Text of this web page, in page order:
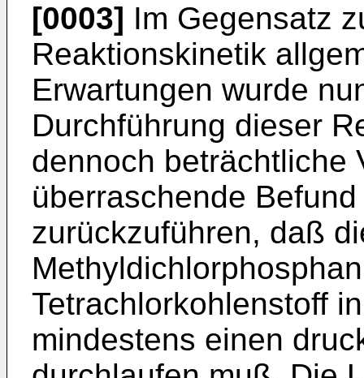
[0003] Im Gegensatz
Reaktionskinetik
Erwartungen wurde
Durchführung dieser
dennoch beträchtliche
überraschende
zurückzuführen, daß
Tetrachlorkohlenstoff
mindestens einen